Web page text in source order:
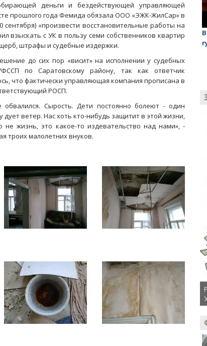
деньги и бездействующей управляющей
прошлого года Фемида обязала ООО «ЭЖК-ЖилСар» в
«произвести восстановительные работы на
взыскать с УК в пользу семи собственников квартир
штрафы и судебные издержки.
до сих пор «висит» на исполнении у судебных
по Саратовскому району, так как ответчик
что фактически управляющая компания прописана в
РОСП.
Сырость. Дети постоянно болеют - один
ветер. Нас хоть кто-нибудь защитит в этой жизни,
жизнь, это какое-то издевательство над нами», -
троих малолетних внуков.
На обсуждении проекта завода в Горном едва не
случилась потасовка